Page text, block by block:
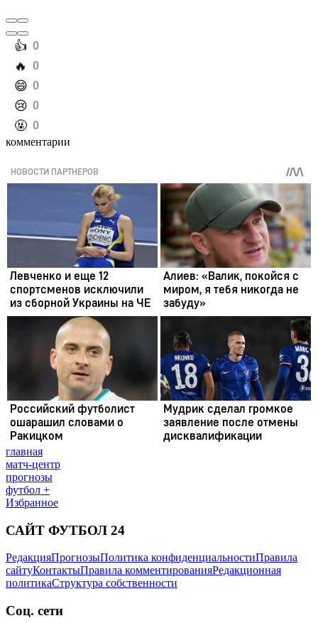
️👍 0
️🔥 0
️😄 0
️😢 0
️🤬 0
комментарии
главная
матч-центр
прогнозы
футбол +
Избранное
САЙТ ФУТБОЛ 24
РедакцияПрогнозыПолитика конфиденциальностиПравила
сайтуКонтактыПравила комментированияРедакционная
политикаСтруктура собственности
Соц. сети